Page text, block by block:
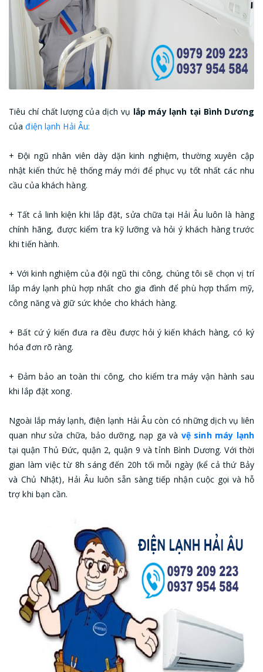
Tiêu chí chất lượng của dịch vụ lắp máy lạnh tại Bình Dương
củađiện lạnh Hải Âu:
+ Đội ngũ nhân viên dày dặn kinh nghiệm, thường xuyên cập
nhật kiến thức hệ thống máy mới để phục vụ tốt nhất các nhu
cầu của khách hàng.
+ Tất cả linh kiện khi lắp đặt, sửa chữa tại Hải Âu luôn là hàng
chính hãng, được kiểm tra kỹ lưỡng và hỏi ý khách hàng trước
khi tiến hành.
+ Với kinh nghiệm của đội ngũ thi công, chúng tôi sẽ chọn vị trí
lắp máy lạnh phù hợp nhất cho gia đình để phù hợp thẩm mỹ,
công năng và giữ sức khỏe cho khách hàng.
+ Bất cứ ý kiến đưa ra đều được hỏi ý kiến khách hàng, có ký
hóa đơn rõ ràng.
+ Đảm bảo an toàn thi công, cho kiểm tra máy vận hành sau
khi lắp đặt xong.
Ngoài lắp máy lạnh, điện lạnh Hải Âu còn có những dịch vụ liên
quan như sửa chữa, bảo dưỡng, nạp ga và vệ sinh máy lạnh
tại quận Thủ Đức, quận 2, quận 9 và tỉnh Bình Dương. Với thời
gian làm việc từ 8h sáng đến 20h tối mỗi ngày (kể cả thứ Bảy
và Chủ Nhật), Hải Âu luôn sẵn sàng tiếp nhận cuộc gọi và hỗ
trợ khi bạn cần.